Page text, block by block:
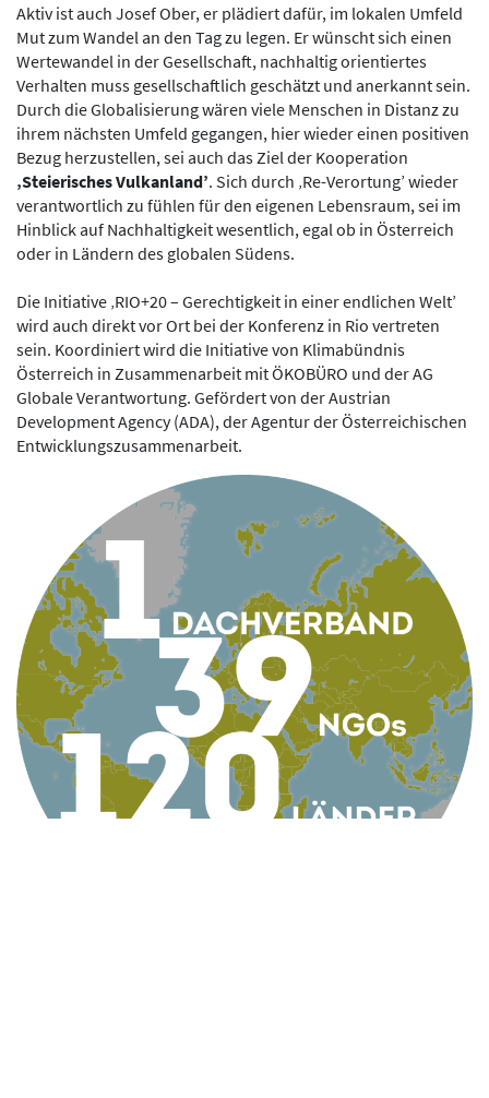
Aktiv ist auch Josef Ober, er plädiert dafür, im lokalen Umfeld
Mut zum Wandel an den Tag zu legen. Er wünscht sich einen
Wertewandel in der Gesellschaft, nachhaltig orientiertes
Verhalten muss gesellschaftlich geschätzt und anerkannt sein.
Durch die Globalisierung wären viele Menschen in Distanz zu
ihrem nächsten Umfeld gegangen, hier wieder einen positiven
Bezug herzustellen, sei auch das Ziel der Kooperation
‚Steierisches Vulkanland’. Sich durch ‚Re-Verortung’ wieder
verantwortlich zu fühlen für den eigenen Lebensraum, sei im
Hinblick auf Nachhaltigkeit wesentlich, egal ob in Österreich
oder in Ländern des globalen Südens.
Die Initiative ‚RIO+20 – Gerechtigkeit in einer endlichen Welt’
wird auch direkt vor Ort bei der Konferenz in Rio vertreten
sein. Koordiniert wird die Initiative von Klimabündnis
Österreich in Zusammenarbeit mit ÖKOBÜRO und der AG
Globale Verantwortung. Gefördert von der Austrian
Development Agency (ADA), der Agentur der Österreichischen
Entwicklungszusammenarbeit.